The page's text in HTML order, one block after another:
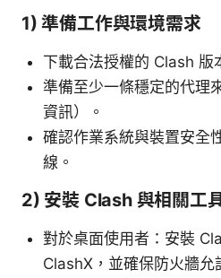
1) 準備工作與環境需求
下載合法授權的 Clash 版
準備至少一條穩定的代理
資訊）。
確認作業系統與裝置安全
線。
2) 安裝 Clash 與相關工
對於桌面使用者：安裝
ClashX，並確保防火牆允